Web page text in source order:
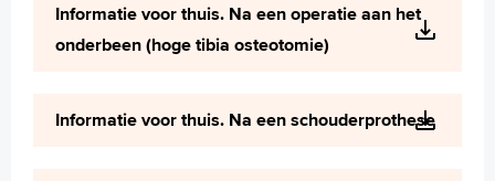
Informatie voor thuis. Na een operatie aan het
onderbeen (hoge tibia osteotomie)
Informatie voor thuis. Na een schouderprothese